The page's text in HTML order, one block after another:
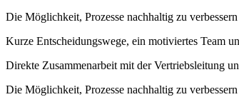
Die Möglichkeit, Prozesse nachhaltig zu
Kurze Entscheidungswege, ein motiviertes Team
Direkte Zusammenarbeit mit der Vertriebsleitung
Die Möglichkeit, Prozesse nachhaltig zu